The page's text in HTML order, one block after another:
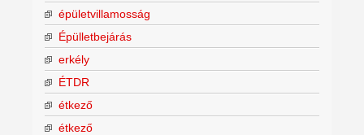
épületvillamosság
Épülletbejárás
erkély
ÉTDR
étkező
étkező